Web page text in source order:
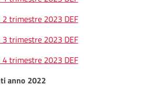
trimestre 2023 DEF
trimestre 2023 DEF
trimestre 2023 DEF
anno 2022